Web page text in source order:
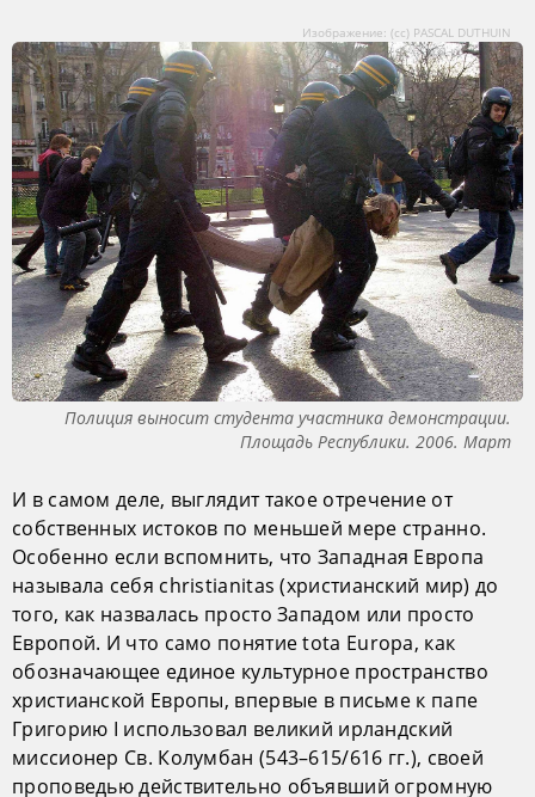
Изображение: (сс) PASCAL DUTHUIN
Полиция выносит студента участника демонстрации.
Площадь Республики. 2006. Март
И в самом деле, выглядит такое отречение от
собственных истоков по меньшей мере странно.
Особенно если вспомнить, что Западная Европа
называла себя christianitas (христианский мир) до
того, как назвалась просто Западом или просто
Европой. И что само понятие tota Europa, как
обозначающее единое культурное пространство
христианской Европы, впервые в письме к папе
Григорию I использовал великий ирландский
миссионер Св. Колумбан (543–615/616 гг.), своей
проповедью действительно объявший огромную